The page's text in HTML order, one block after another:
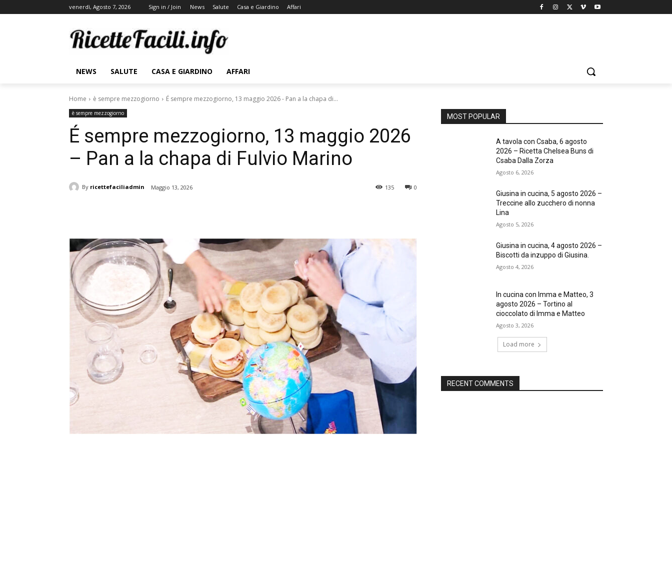
venerdì, Agosto 7, 2026 Sign in / Join News Salute Casa e Giardino Affari
NEWS SALUTE CASA E GIARDINO AFFARI
Home è sempre mezzogiorno É sempre mezzogiorno, 13 maggio 2026 - Pan a la chapa di...
è sempre mezzogiorno
É sempre mezzogiorno, 13 maggio 2026
– Pan a la chapa di Fulvio Marino
By ricettefaciliadmin Maggio 13, 2026 0
135
MOST POPULAR
A tavola con Csaba, 6 agosto
2026 – Ricetta Chelsea Buns di
Csaba Dalla Zorza
Agosto 6, 2026
Giusina in cucina, 5 agosto 2026 –
Treccine allo zucchero di nonna
Lina
Agosto 5, 2026
Giusina in cucina, 4 agosto 2026 –
Biscotti da inzuppo di Giusina.
Agosto 4, 2026
In cucina con Imma e Matteo, 3
agosto 2026 – Tortino al
cioccolato di Imma e Matteo
Agosto 3, 2026
Load more
RECENT COMMENTS